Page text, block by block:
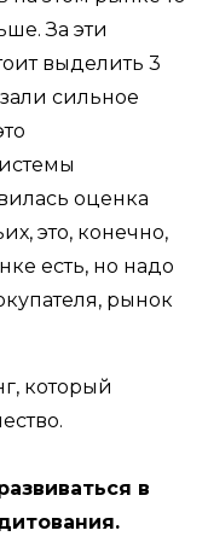
За эти
выделить 3
сильное
оценка
это, конечно,
есть, но надо
рынок
который
в